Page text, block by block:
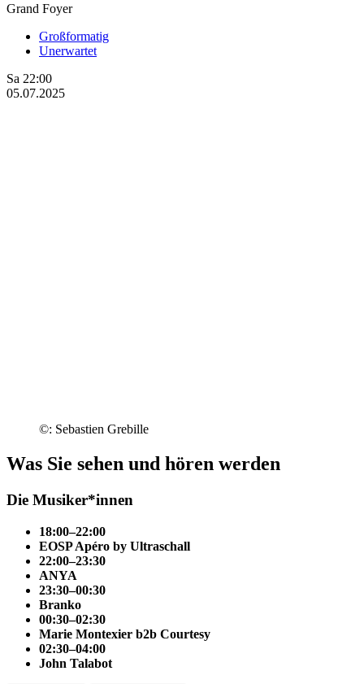
Grand Foyer
Großformatig
Unerwartet
Sa 22:00
05.07.2025
©: Sebastien Grebille
Was Sie sehen und hören werden
Die Musiker*innen
18:00–22:00
EOSP Apéro by Ultraschall
22:00–23:30
ANYA
23:30–00:30
Branko
00:30–02:30
Marie Montexier b2b Courtesy
02:30–04:00
John Talabot